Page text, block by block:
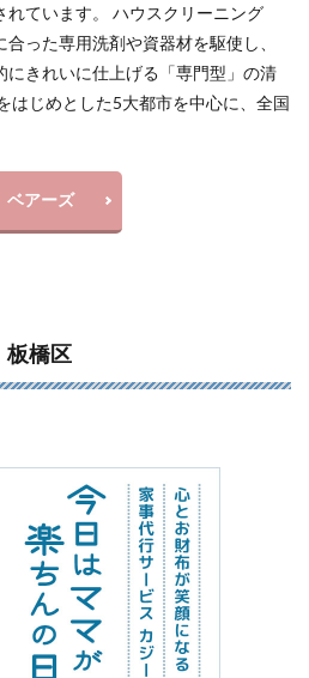
れています。 ハウスクリーニング
った専用洗剤や資器材を駆使し、
にきれいに仕上げる「専門型」の清
はじめとした5大都市を中心に、全国
ベアーズ
板橋区